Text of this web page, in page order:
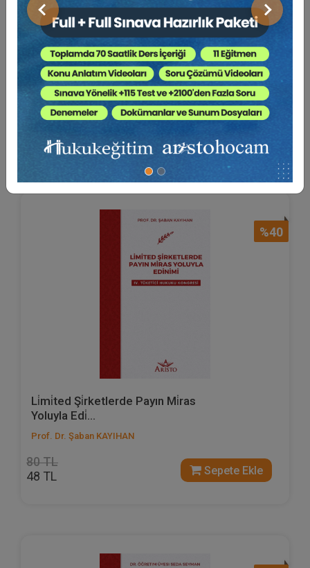
Önceki Sonraki
Yargıtay 11. Hukuk Dai̇resi̇’ni̇n
06.11.2023 Tar...
Dr. Öğr. Üyesi Tamer BOZKURT
80 TL
%40
Li̇mi̇ted Şi̇rketlerde Payın Mi̇ras
Yoluyla Edi̇...
Prof. Dr. Şaban KAYIHAN
80 TL
48 TL Sepete Ekle